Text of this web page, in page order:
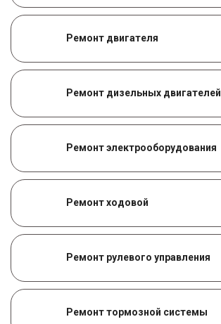
Ремонт двигателя
Ремонт дизельных двигателей
Ремонт электрооборудования
Ремонт ходовой
Ремонт рулевого управления
Ремонт тормозной системы